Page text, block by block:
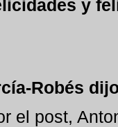
y
Robés
el post,